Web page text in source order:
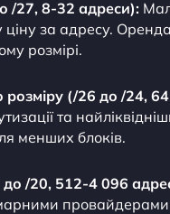
/27, 8-32 адреси):
за адресу.
розмірі.
розміру (/26 до /24,
та
менших блоків.
до /20, 512-4 096
провайдерами